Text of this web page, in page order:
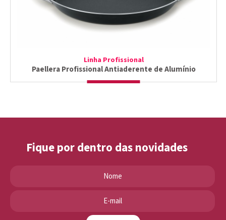
Linha Profissional
Paellera Profissional Antiaderente de Alumínio
Fique por dentro das novidades